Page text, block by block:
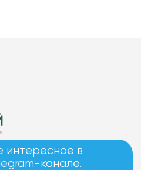
интересное в
канале.